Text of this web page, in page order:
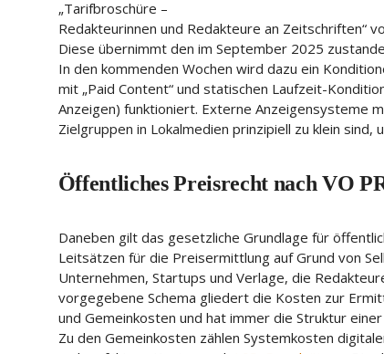
„Tarifbroschüre –
Redakteurinnen und Redakteure an Zeitschriften“
Diese übernimmt den im September 2025
In den kommenden Wochen wird dazu ein
mit „Paid Content“ und statischen Laufzeit-
Anzeigen) funktioniert. Externe Anzeigensysteme
Zielgruppen in Lokalmedien prinzipiell zu klein
Öffentliches Preisrecht nach VO
Daneben gilt das gesetzliche Grundlage für
Leitsätzen für die Preisermittlung auf Grund von
Unternehmen, Startups und Verlage, die
vorgegebene Schema gliedert die Kosten zur
und Gemeinkosten und hat immer die Struktur
Zu den Gemeinkosten zählen Systemkosten